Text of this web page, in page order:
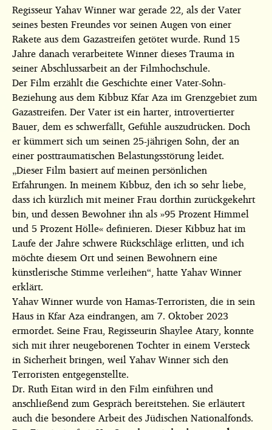
Regisseur Yahav Winner war gerade 22, als der Vater
seines besten Freundes vor seinen Augen von einer
Rakete aus dem Gazastreifen getötet wurde. Rund 15
Jahre danach verarbeitete Winner dieses Trauma in
seiner Abschlussarbeit an der Filmhochschule.
Der Film erzählt die Geschichte einer Vater-Sohn-
Beziehung aus dem Kibbuz Kfar Aza im Grenzgebiet zum
Gazastreifen. Der Vater ist ein harter, introvertierter
Bauer, dem es schwerfällt, Gefühle auszudrücken. Doch
er kümmert sich um seinen 25-jährigen Sohn, der an
einer posttraumatischen Belastungsstörung leidet.
„Dieser Film basiert auf meinen persönlichen
Erfahrungen. In meinem Kibbuz, den ich so sehr liebe,
dass ich kürzlich mit meiner Frau dorthin zurückgekehrt
bin, und dessen Bewohner ihn als »95 Prozent Himmel
und 5 Prozent Hölle« definieren. Dieser Kibbuz hat im
Laufe der Jahre schwere Rückschläge erlitten, und ich
möchte diesem Ort und seinen Bewohnern eine
künstlerische Stimme verleihen“, hatte Yahav Winner
erklärt.
Yahav Winner wurde von Hamas-Terroristen, die in sein
Haus in Kfar Aza eindrangen, am 7. Oktober 2023
ermordet. Seine Frau, Regisseurin Shaylee Atary, konnte
sich mit ihrer neugeborenen Tochter in einem Versteck
in Sicherheit bringen, weil Yahav Winner sich den
Terroristen entgegenstellte.
Dr. Ruth Eitan wird in den Film einführen und
anschließend zum Gespräch bereitstehen. Sie erläutert
auch die besondere Arbeit des Jüdischen Nationalfonds.